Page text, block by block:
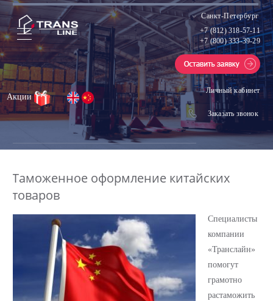
Санкт-Петербург
Заказать звонок
+7 (812) 318-57-11
+7 (800) 333-39-29
Личный кабинет
Акции
Таможенное оформление китайских
товаров
Специалисты
компании
«Транслайн»
помогут
грамотно
растаможить